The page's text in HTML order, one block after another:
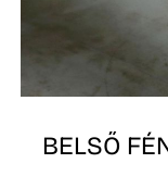
BELSŐ